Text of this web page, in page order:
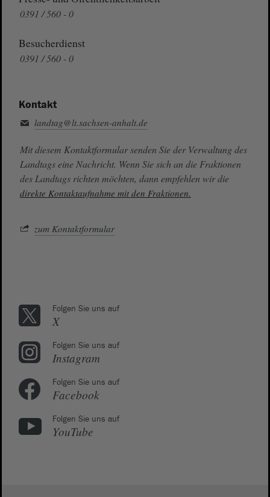
0391 / 560 - 0
Besucherdienst
0391 / 560 - 0
Kontakt
landtag@lt.sachsen-anhalt.de
Mit diesem Kontaktformular senden Sie der Verwaltung des
Landtags eine Nachricht. Wenn Sie sich an die Fraktionen
des Landtags richten möchten, dann empfehlen wir die
direkte Kontaktaufnahme mit den Fraktionen.
zum Kontaktformular
Folgen Sie uns auf
X
Folgen Sie uns auf
Instagram
Folgen Sie uns auf
Facebook
Folgen Sie uns auf
YouTube